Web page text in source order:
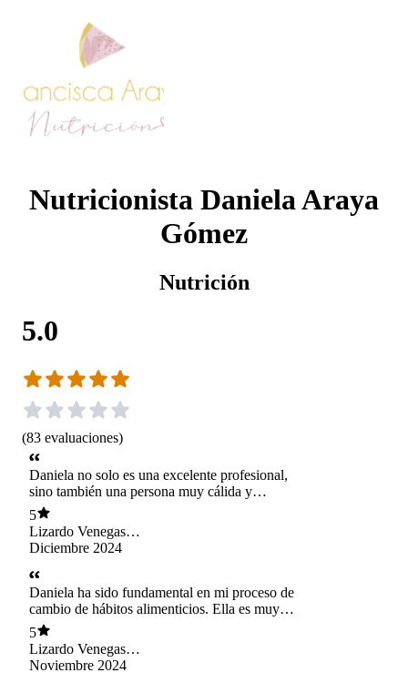
Nutricionista Daniela Araya
Gómez
Nutrición
5.0
(83 evaluaciones)
Daniela no solo es una excelente profesional,
sino también una persona muy cálida y
empática. Su capacidad para escuchar y
comprender mis necesidades, combinada con su
conocimiento en nutrición, han sido
fundamentales para mi progreso. Además, el
gesto navideño al final de la consulta hizo que
me sintiera muy valorado como paciente.
5
Lizardo Venegas
contreras
Diciembre 2024
Daniela ha sido fundamental en mi proceso de
cambio de hábitos alimenticios. Ella es muy
comprensiva y me hace sentir cómodo durante
los controles. Aprecio mucho que el plan
alimenticio se adapte a mi estilo de vida activo y
que incluya alimentos que disfruto.
5
Lizardo Venegas
contreras
Noviembre 2024